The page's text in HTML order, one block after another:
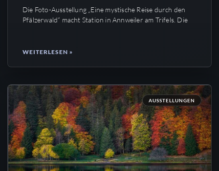
Die Foto-Ausstellung „Eine mystische Reise durch den
Pfälzerwald” macht Station in Annweiler am Trifels. Die
WEITERLESEN »
AUSSTELLUNGEN